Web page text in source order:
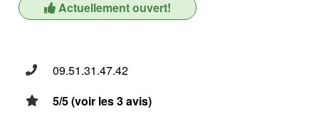
Actuellement ouvert!
09.51.31.47.42
5/5 (voir les 3 avis)